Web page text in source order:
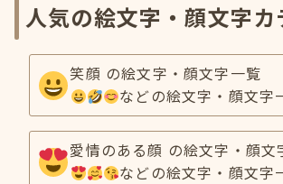
人気の絵文字・顔文字カ
笑顔 の絵文字・顔文字一覧
などの絵文字・顔文字
愛情のある顔 の絵文字・顔文
などの絵文字・顔文字